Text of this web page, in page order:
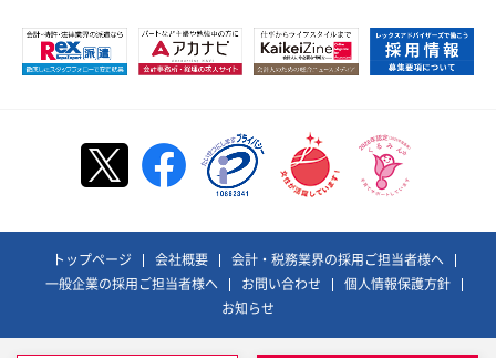
トップページ 会社概要
会計・税務業界の採用ご担当者様へ
一般企業の採用ご担当者様へ
お問い合わせ
個人情報保護方針
お知らせ